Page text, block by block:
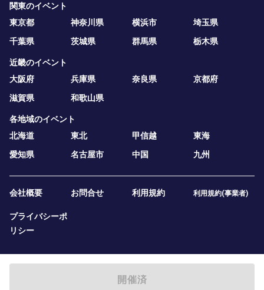
開催済
関東のイベント
東京都
神奈川県 横浜市
埼玉県
千葉県
茨城県 群馬県 栃木県
近畿のイベント
大阪府
兵庫県 奈良県
京都府
滋賀県
和歌山県
各地域のイベント
北海道
東北 甲信越
東海
愛知県
名古屋市 中国 九州
会社概要 お問合せ 利用規約 利用規約(事業者)
プライバシーポ
リシー